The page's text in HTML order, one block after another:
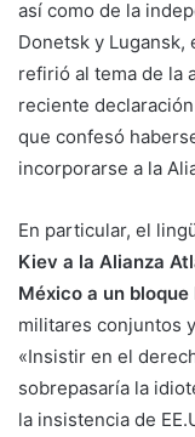
así como de la
Donetsk y
refirió al tema de la
reciente
que confesó
incorporarse a la
En particular, el
Kiev a la Alianza
México a un
militares conjuntos
«Insistir en el
sobrepasaría la
la insistencia de